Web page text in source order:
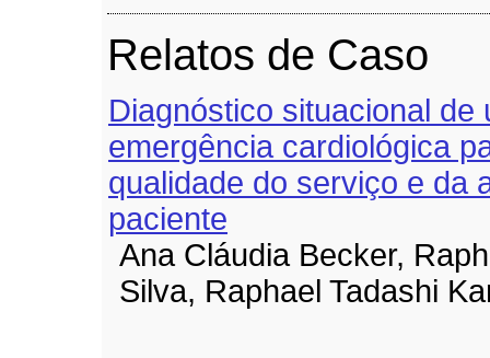
Relatos de Caso
Diagnóstico situacional de
emergência cardiológica
qualidade do serviço e da
paciente
Ana Cláudia Becker,
Silva, Raphael Tadashi